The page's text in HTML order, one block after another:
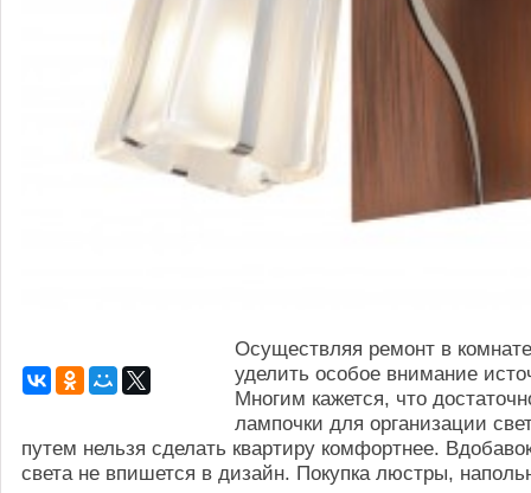
Осуществляя ремонт в
уделить особое внимание
Многим кажется, что
лампочки для организации
путем нельзя сделать квартиру комфортнее.
света не впишется в дизайн. Покупка люстры,